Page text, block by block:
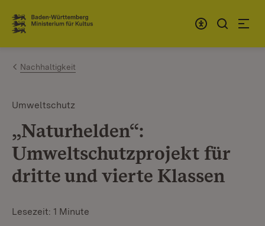
Zum Inhalt springen
Link zur Startseite
Nachhaltigkeit
Umweltschutz
„Naturhelden“:
Umweltschutzprojekt für
dritte und vierte Klassen
Lesezeit: 1 Minute